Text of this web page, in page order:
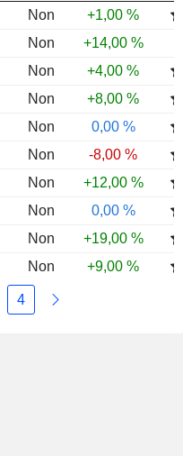
Non
+1,00 %
Non
+14,00 %
Non
+4,00 %
Non
+8,00 %
Non
0,00 %
Non
-8,00 %
Non
+12,00 %
Non
0,00 %
Non
+19,00 %
Non +9,00 %
4